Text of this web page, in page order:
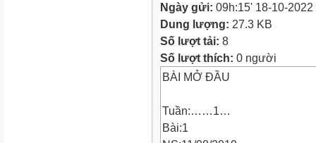
Ngày gửi: 09h:15' 18-10-2022
Dung lượng: 27.3 KB
Số lượt tải: 8
Số lượt thích: 0 người
BÀI MỞ ĐẦU
Tuần:……1…
Bài:1